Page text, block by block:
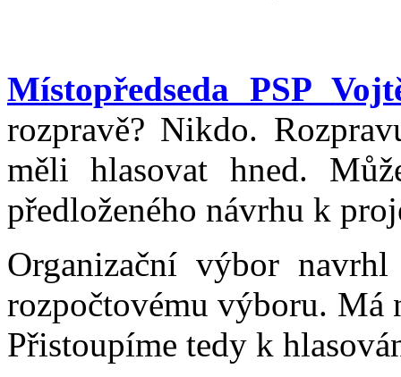
Místopředseda PSP
rozpravě? Nikdo.
měli hlasovat hned.
předloženého návrhu k
Organizační výbor
rozpočtovému výboru. Má
Přistoupíme tedy k